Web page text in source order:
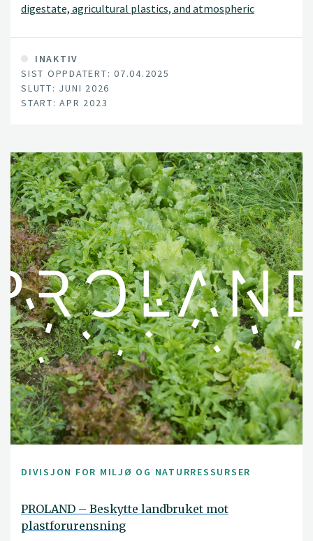
digestate, agricultural plastics, and atmospheric
associated chemical hazards by analyzing their levels in
soils and conducting fate and impact studies. It deploys
cutting edge “design thinking” methods to co-develop
measures for pollution prevention.
INAKTIV
SIST OPPDATERT: 07.04.2025
SLUTT: JUNI 2026
START: APR 2023
DIVISJON FOR MILJØ OG NATURRESSURSER
PROLAND – Beskytte landbruket mot
plastforurensning